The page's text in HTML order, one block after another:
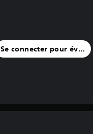
Se connecter pour évaluer